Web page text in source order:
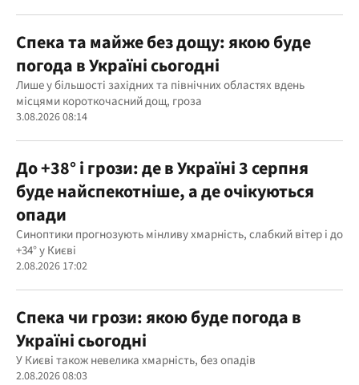
Спека та майже без дощу: якою буде
погода в Україні сьогодні
Лише у більшості західних та північних областях вдень
місцями короткочасний дощ, гроза
3.08.2026 08:14
До +38° і грози: де в Україні 3 серпня
буде найспекотніше, а де очікуються
опади
Синоптики прогнозують мінливу хмарність, слабкий вітер і до
+34° у Києві
2.08.2026 17:02
Спека чи грози: якою буде погода в
Україні сьогодні
У Києві також невелика хмарність, без опадів
2.08.2026 08:03